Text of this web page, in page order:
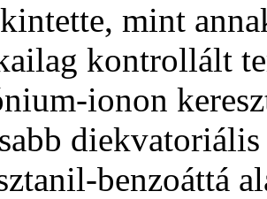
mint
kontrollált
ionon
benzoáttá